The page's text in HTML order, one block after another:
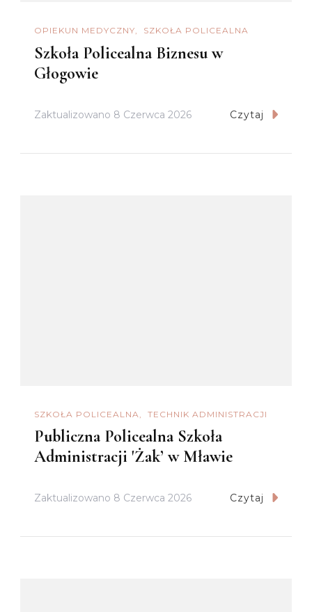
OPIEKUN MEDYCZNY SZKOŁA POLICEALNA
Szkoła Policealna Biznesu w
Głogowie
Zaktualizowano 8 Czerwca 2026 Czytaj
SZKOŁA POLICEALNA TECHNIK ADMINISTRACJI
Publiczna Policealna Szkoła
Administracji 'Żak’ w Mławie
Zaktualizowano 8 Czerwca 2026 Czytaj